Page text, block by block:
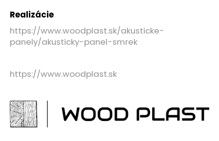
Realizácie
https://www.woodplast.sk/akusticke-
panely/akusticky-panel-smrek
https://www.woodplast.sk
a
m
e
FASADA
DUB
€0,10